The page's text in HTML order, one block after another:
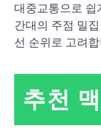
대중교통으로 쉽
간대의 주점 밀
선 순위로 고려
추천